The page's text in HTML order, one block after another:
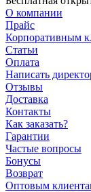
О компании
Прайс
Корпоративным
Статьи
Оплата
Написать
Отзывы
Доставка
Контакты
Как заказать?
Гарантии
Частые вопросы
Бонусы
Возврат
Оптовым